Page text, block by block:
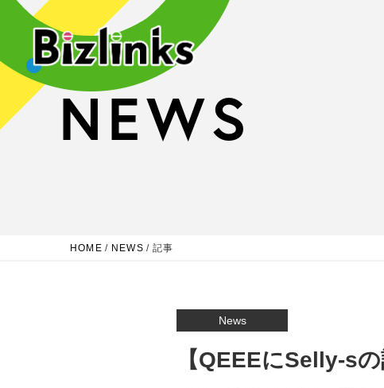
NEWS
HOME / NEWS / 記事
News
【QEEEにSelly-s